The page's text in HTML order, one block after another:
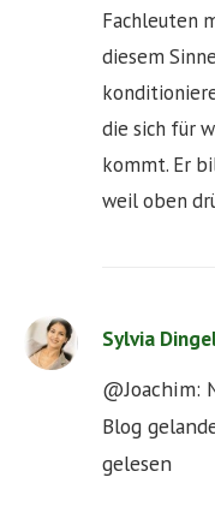
Fachleuten
diesem
die sich für
kommt. Er
weil oben
Sylvia
@Joachim:
Blog
gelesen